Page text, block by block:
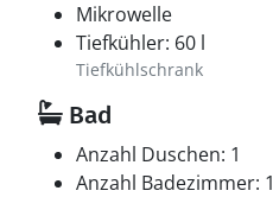
Mikrowelle
Tiefkühler: 60 l
Tiefkühlschrank
Bad
Anzahl Duschen: 1
Anzahl Badezimmer: 1